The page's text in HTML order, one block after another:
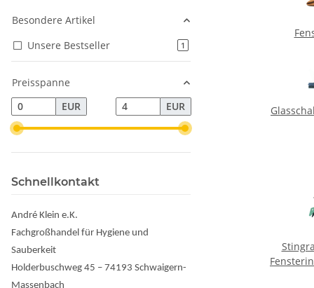
Besondere Artikel
Unsere Bestseller
1Artikel gefunden
Preisspanne
EUR
EUR
Schnellkontakt
André Klein e.K.
Fachgroßhandel für Hygiene und
Sauberkeit
Holderbuschweg 45 – 74193 Schwaigern-
Massenbach